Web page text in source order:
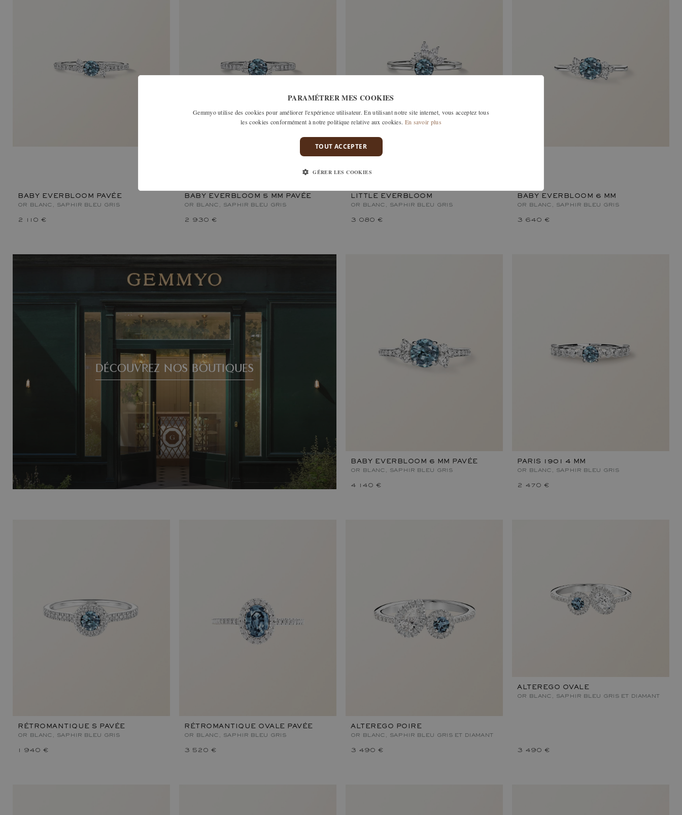
BABY EVERBLOOM PAVÉE
OR BLANC, SAPHIR BLEU GRIS
2 110 €
BABY EVERBLOOM 5 MM PAVÉE
OR BLANC, SAPHIR BLEU GRIS
2 930 €
LITTLE EVERBLOOM
OR BLANC, SAPHIR BLEU GRIS
3 080 €
BABY EVERBLOOM 6 MM
OR BLANC, SAPHIR BLEU GRIS
3 640 €
DÉCOUVREZ NOS BOUTIQUES
BABY EVERBLOOM 6 MM PAVÉE
OR BLANC, SAPHIR BLEU GRIS
4 140 €
PARIS 1901 4 MM
OR BLANC, SAPHIR BLEU GRIS
2 470 €
RÉTROMANTIQUE S PAVÉE
OR BLANC, SAPHIR BLEU GRIS
1 940 €
RÉTROMANTIQUE OVALE PAVÉE
OR BLANC, SAPHIR BLEU GRIS
3 520 €
ALTEREGO POIRE
OR BLANC, SAPHIR BLEU GRIS ET DIAMANT
3 490 €
ALTEREGO OVALE
OR BLANC, SAPHIR BLEU GRIS ET DIAMANT
3 490 €
PARAMÉTRER MES COOKIES
Gemmyo utilise des cookies pour améliorer l'expérience utilisateur. En utilisant notre site internet, vous acceptez tous
les cookies conformément à notre politique relative aux cookies. En savoir plus
TOUT ACCEPTER
GÉRER LES COOKIES